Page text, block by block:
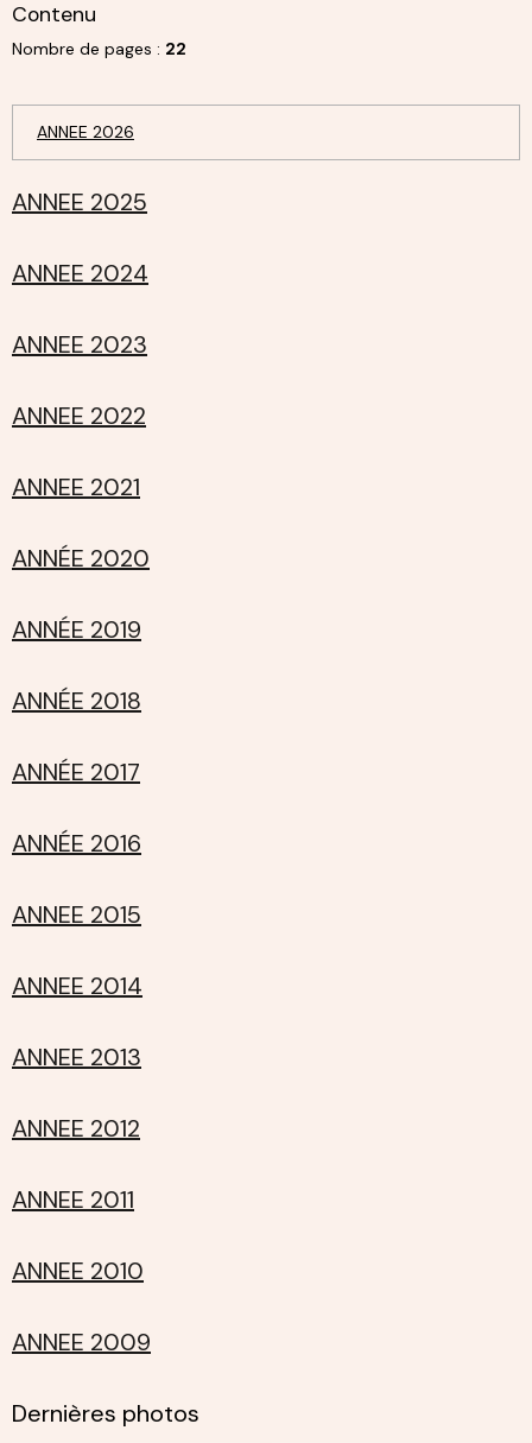
Contenu
Nombre de pages : 22
ANNEE 2026
ANNEE 2025
ANNEE 2024
ANNEE 2023
ANNEE 2022
ANNEE 2021
ANNÉE 2020
ANNÉE 2019
ANNÉE 2018
ANNÉE 2017
ANNÉE 2016
ANNEE 2015
ANNEE 2014
ANNEE 2013
ANNEE 2012
ANNEE 2011
ANNEE 2010
ANNEE 2009
Dernières photos